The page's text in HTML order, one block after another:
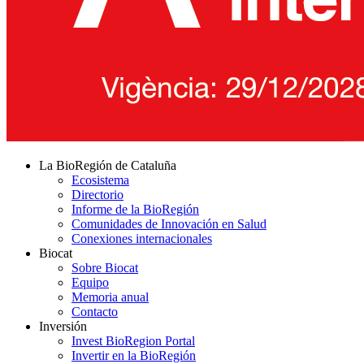
La BioRegión de Cataluña
Ecosistema
Directorio
Informe de la BioRegión
Comunidades de Innovación en Salud
Conexiones internacionales
Biocat
Sobre Biocat
Equipo
Memoria anual
Contacto
Inversión
Invest BioRegion Portal
Invertir en la BioRegión